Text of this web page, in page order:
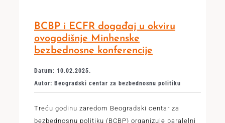
BCBP i ECFR događaj u okviru
ovogodišnje Minhenske
bezbednosne konferencije
Datum: 10.02.2025.
Autor: Beogradski centar za bezbednosnu politiku
Treću godinu zaredom Beogradski centar za
bezbednosnu politiku (BCBP) organizuje paralelni